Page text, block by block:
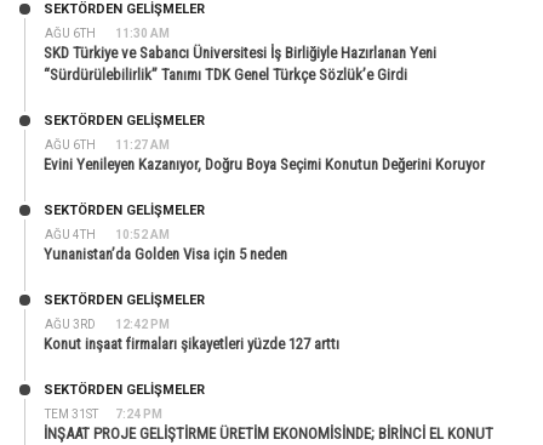
AĞU 6TH 11:30 AM
SEKTÖRDEN GELIŞMELER
SKD Türkiye ve Sabancı Üniversitesi İş Birliğiyle Hazırlanan Yeni
“Sürdürülebilirlik” Tanımı TDK Genel Türkçe Sözlük’e Girdi
AĞU 6TH 11:27 AM
SEKTÖRDEN GELIŞMELER
Evini Yenileyen Kazanıyor, Doğru Boya Seçimi Konutun Değerini Koruyor
AĞU 4TH 10:52 AM
SEKTÖRDEN GELIŞMELER
Yunanistan’da Golden Visa için 5 neden
AĞU 3RD 12:42 PM
SEKTÖRDEN GELIŞMELER
Konut inşaat firmaları şikayetleri yüzde 127 arttı
TEM 31ST 7:24 PM
SEKTÖRDEN GELIŞMELER
İNŞAAT PROJE GELİŞTİRME ÜRETİM EKONOMİSİNDE; BİRİNCİ EL KONUT